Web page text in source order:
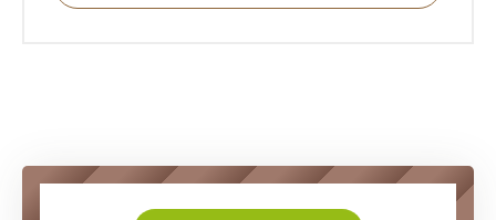
2025/12/18 離婚
不貞行為をした側からの離婚はできるの